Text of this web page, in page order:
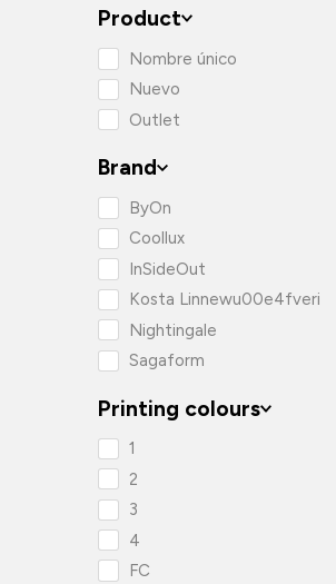
Verde
Product
Nombre único
Nuevo
Outlet
Brand
ByOn
Coollux
InSideOut
Kosta Linnewu00e4fveri
Nightingale
Sagaform
Printing colours
1
2
3
4
FC